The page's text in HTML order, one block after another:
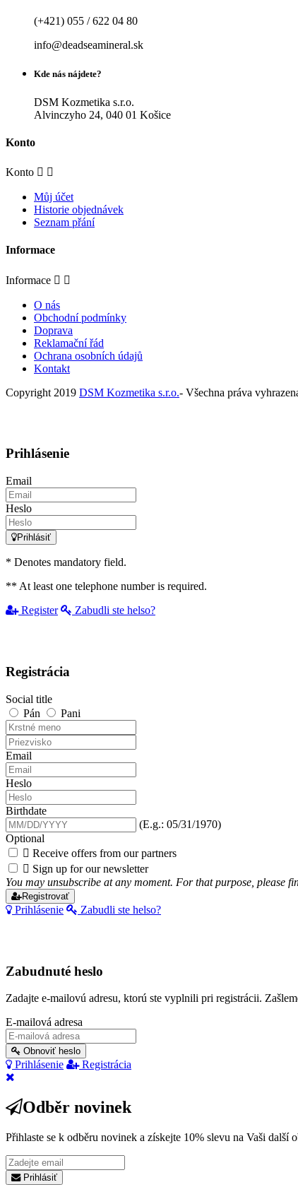
(+421) 055 / 622 04 80
info@deadseamineral.sk
Kde nás nájdete?
DSM Kozmetika s.r.o.
Alvinczyho 24, 040 01 Košice
Konto
Konto  
Můj účet
Historie objednávek
Seznam přání
Informace
Informace  
O nás
Obchodní podmínky
Doprava
Reklamační řád
Ochrana osobních údajů
Kontakt
Copyright 2019 DSM Kozmetika s.r.o.- Všechna práva
Prihlásenie
Email
Heslo
Prihlásiť
* Denotes mandatory field.
** At least one telephone number is required.
Register
Zabudli ste helso?
Registrácia
Social title
Pán
Pani
Email
Heslo
Birthdate
(E.g.: 05/31/1970)
Optional
 Receive offers from our partners
 Sign up for our newsletter
You may unsubscribe at any moment. For that purpose, please
Registrovať
Prihlásenie Zabudli ste helso?
Zabudnuté heslo
Zadajte e-mailovú adresu, ktorú ste vyplnili pri registrácii.
E-mailová adresa
Obnoviť heslo
Prihlásenie Registrácia
Odběr novinek
Přihlaste se k odběru novinek a získejte 10% slevu na Vaši další
Prihlásiť